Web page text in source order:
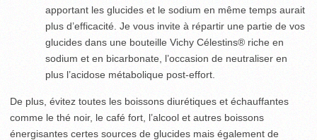
apportant les glucides et le sodium en même temps aurait
plus d’efficacité. Je vous invite à répartir une partie de vos
glucides dans une bouteille Vichy Célestins® riche en
sodium et en bicarbonate, l’occasion de neutraliser en
plus l’acidose métabolique post-effort.
De plus, évitez toutes les boissons diurétiques et échauffantes
comme le thé noir, le café fort, l’alcool et autres boissons
énergisantes certes sources de glucides mais également de